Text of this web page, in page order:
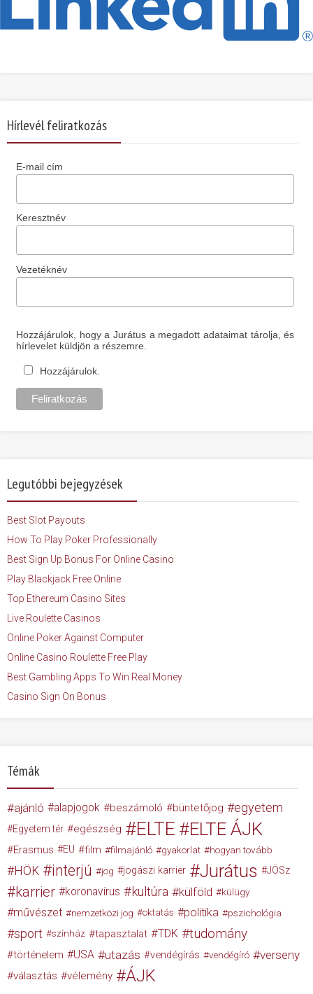
Hírlevél feliratkozás
E-mail cím
Keresztnév
Vezetéknév
Hozzájárulok, hogy a Jurátus a megadott adataimat tárolja, és
hírlevelet küldjön a részemre.
Hozzájárulok.
Legutóbbi bejegyzések
Best Slot Payouts
How To Play Poker Professionally
Best Sign Up Bonus For Online Casino
Play Blackjack Free Online
Top Ethereum Casino Sites
Live Roulette Casinos
Online Poker Against Computer
Online Casino Roulette Free Play
Best Gambling Apps To Win Real Money
Casino Sign On Bonus
Témák
ajánló alapjogok beszámoló büntetőjog egyetem
Egyetem tér egészség ELTE ELTE ÁJK
Erasmus EU film filmajánló gyakorlat hogyan tovább
HÖK interjú jog jogászi karrier Jurátus JÖSz
karrier koronavírus kultúra külföld külügy
művészet nemzetközi jog oktatás politika pszichológia
sport színház tapasztalat TDK tudomány
történelem USA utazás vendégírás vendégíró verseny
választás vélemény ÁJK